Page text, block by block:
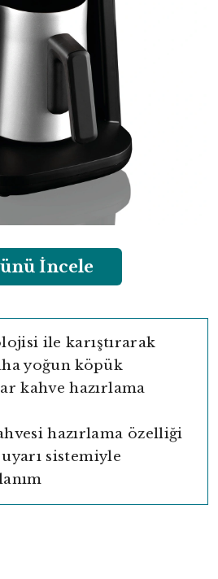
İncele
ile karıştırarak
yoğun köpük
kahve hazırlama
hazırlama özelliği
uyarı sistemiyle